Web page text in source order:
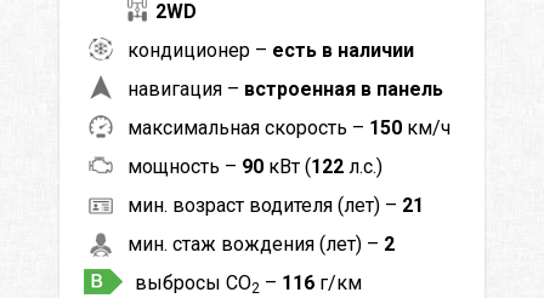
2WD
кондиционер – есть в наличии
навигация – встроенная в панель
максимальная скорость – 150 км/ч
мощность – 90 кВт (122 л.с.)
мин. возраст водителя (лет) – 21
мин. стаж вождения (лет) – 2
выбросы CO2 – 116 г/км